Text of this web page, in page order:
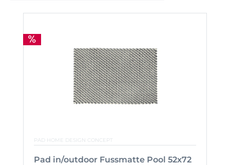
PAD HOME DESIGN CONCEPT
Pad in/outdoor Fussmatte Pool 52x72